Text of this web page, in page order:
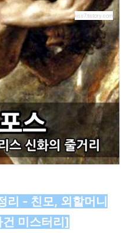
kiss7.tistory.com
리 - 친모, 외할머니
미스터리]